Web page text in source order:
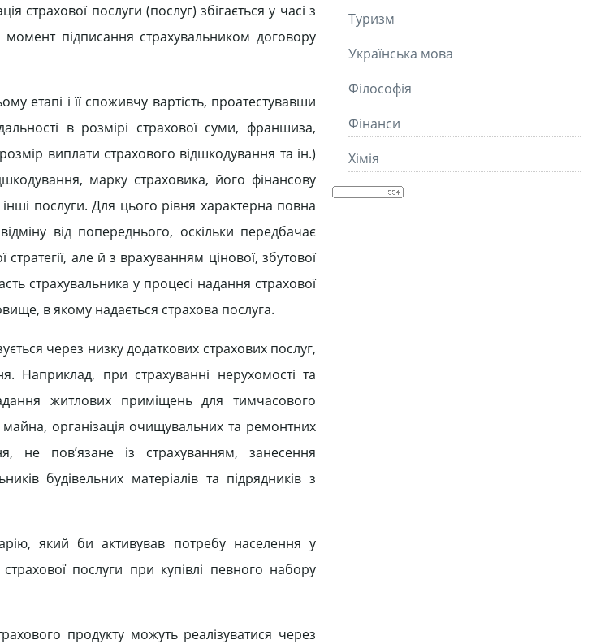
страхової послуги (послуг) збігається у часі з
підписання страхувальником договору
етапі і її споживчу вартість, проатестувавши
в розмірі страхової суми, франшиза,
виплати страхового відшкодування та ін.)
марку страховика, його фінансову
інші послуги. Для цього рівня характерна повна
від попереднього, оскільки передбачає
але й з врахуванням цінової, збутової
страхувальника у процесі надання страхової
в якому надається страхова послуга.
через низку додаткових страхових послуг,
Наприклад, при страхуванні нерухомості та
житлових приміщень для тимчасового
організація очищувальних та ремонтних
не пов’язане із страхуванням, занесення
будівельних матеріалів та підрядників з
який би активував потребу населення у
послуги при купівлі певного набору
продукту можуть реалізуватися через
Туризм
Українська мова
Філософія
Фінанси
Хімія